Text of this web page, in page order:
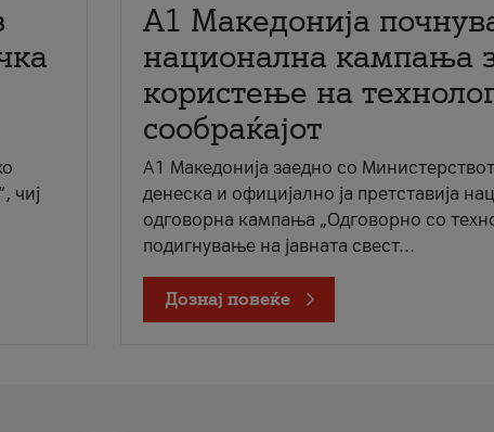
чиј
A1 Македонија
национална кампања
користење на
сообраќајот
A1 Македонија заедно со
денеска и официјално ја претставија
одговорна кампања „Одговорно со
подигнување на јавната свест...
Дознај повеќе